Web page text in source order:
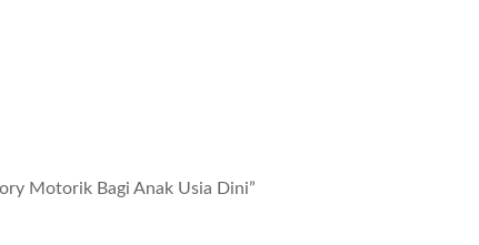
Motorik Bagi Anak Usia Dini”